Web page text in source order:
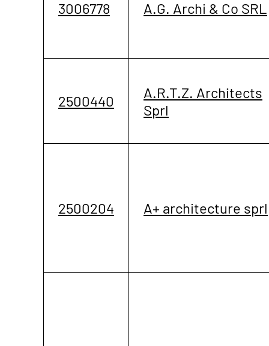
3006778 A.G. Archi & Co SRL
2500440
A.R.T.Z. Architects
Sprl
2500204 A+ architecture sprl